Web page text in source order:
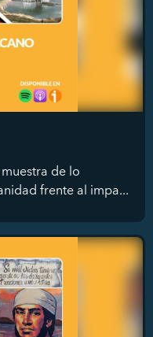
de lo
frente al impa...